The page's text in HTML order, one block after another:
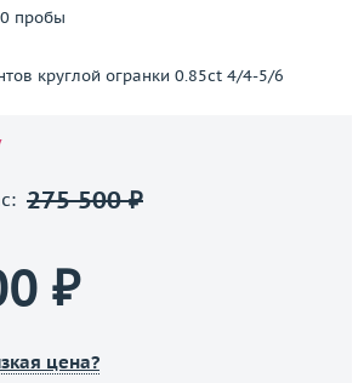
пробы
круглой огранки 0.85ct 4/4-5/6
275 500 ₽
₽
цена?